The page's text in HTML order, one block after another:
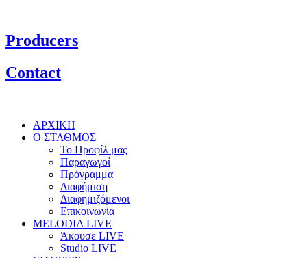
Producers
Contact
ΑΡΧΙΚΗ
Ο ΣΤΑΘΜΟΣ
Το Προφίλ μας
Παραγωγοί
Πρόγραμμα
Διαφήμιση
Διαφημιζόμενοι
Επικοινωνία
MELODIA LIVE
Άκουσε LIVE
Studio LIVE